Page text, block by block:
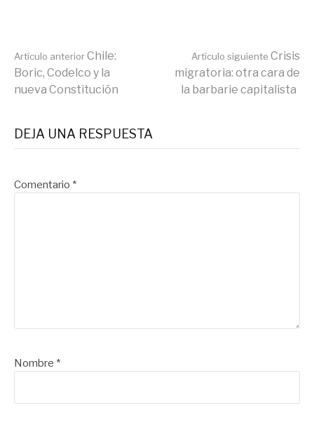
Seguir
Artículo anteriorChile:
Boric, Codelco y la
nueva Constitución
Artículo siguiente Crisis
migratoria: otra cara de
la barbarie capitalista
DEJA UNA RESPUESTA
Comentario *
Nombre *